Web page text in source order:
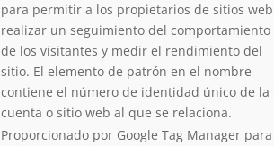
para permitir a los propietarios de sitios web
realizar un seguimiento del comportamiento
de los visitantes y medir el rendimiento del
sitio. El elemento de patrón en el nombre
contiene el número de identidad único de la
cuenta o sitio web al que se relaciona.
Proporcionado por Google Tag Manager para